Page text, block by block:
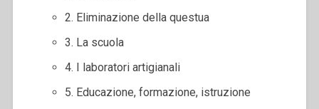
2. Eliminazione della questua
3. La scuola
4. I laboratori artigianali
5. Educazione, formazione, istruzione